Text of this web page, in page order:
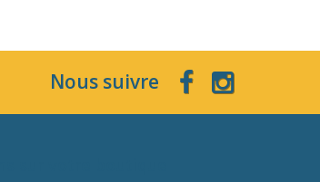
Nous suivre